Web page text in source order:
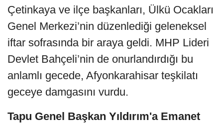
Çetinkaya ve ilçe başkanları, Ülkü Ocakları
Genel Merkezi’nin düzenlediği geleneksel
iftar sofrasında bir araya geldi. MHP Lideri
Devlet Bahçeli’nin de onurlandırdığı bu
anlamlı gecede, Afyonkarahisar teşkilatı
geceye damgasını vurdu.
Tapu Genel Başkan Yıldırım'a Emanet